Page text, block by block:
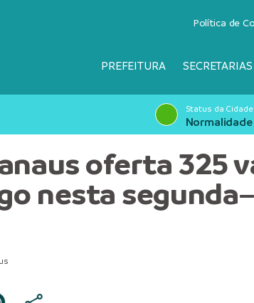
Política de
PREFEITURA
Status da Cidade
Normalidade
oferta 325
nesta